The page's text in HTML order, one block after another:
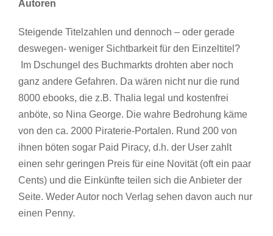
Autoren
Steigende Titelzahlen und dennoch – oder gerade
deswegen- weniger Sichtbarkeit für den Einzeltitel?
Im Dschungel des Buchmarkts drohten aber noch
ganz andere Gefahren. Da wären nicht nur die rund
8000 ebooks, die z.B. Thalia legal und kostenfrei
anböte, so Nina George. Die wahre Bedrohung käme
von den ca. 2000 Piraterie-Portalen. Rund 200 von
ihnen böten sogar Paid Piracy, d.h. der User zahlt
einen sehr geringen Preis für eine Novität (oft ein paar
Cents) und die Einkünfte teilen sich die Anbieter der
Seite. Weder Autor noch Verlag sehen davon auch nur
einen Penny.